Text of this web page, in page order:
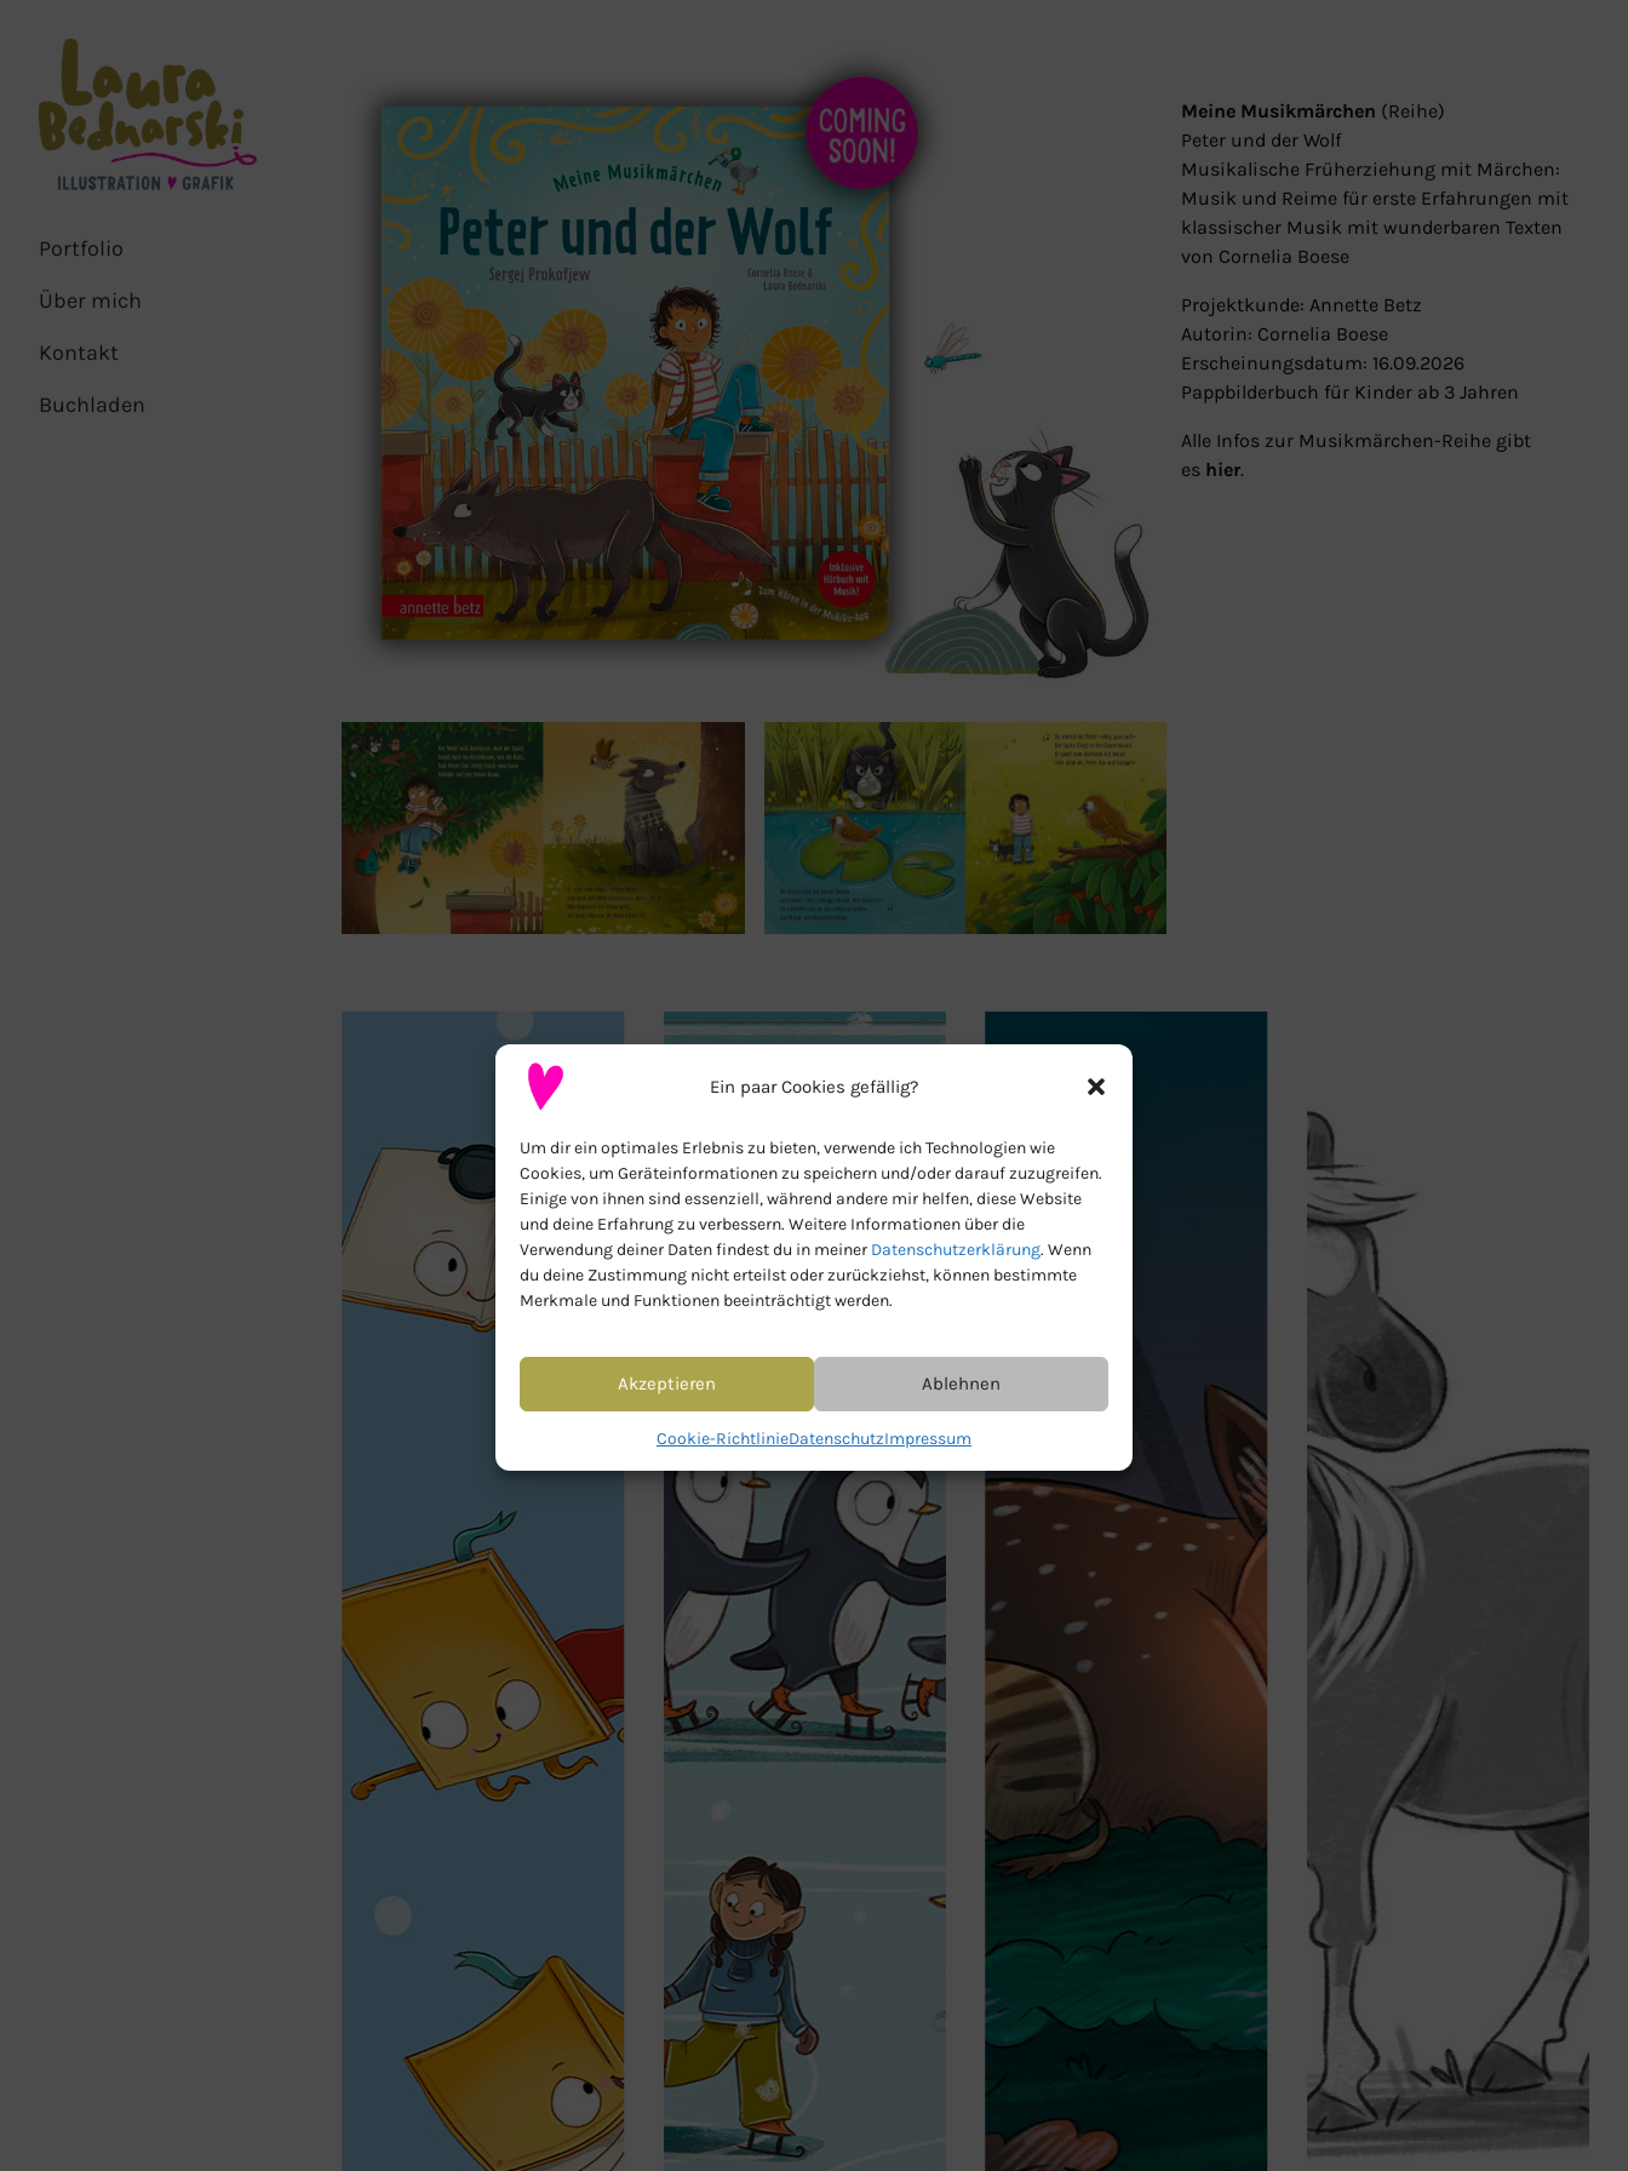
Ein paar Cookies gefällig?
Um dir ein optimales Erlebnis zu bieten, verwende ich Technologien wie
Cookies, um Geräteinformationen zu speichern und/oder darauf zuzugreifen.
Einige von ihnen sind essenziell, während andere mir helfen, diese Website
und deine Erfahrung zu verbessern. Weitere Informationen über die
Verwendung deiner Daten findest du in meiner Datenschutzerklärung. Wenn
du deine Zustimmung nicht erteilst oder zurückziehst, können bestimmte
Merkmale und Funktionen beeinträchtigt werden.
Akzeptieren Ablehnen
Cookie-RichtlinieDatenschutzImpressum
Portfolio
Über mich
Kontakt
Buchladen
Meine Musikmärchen (Reihe)
Peter und der Wolf
Musikalische Früherziehung mit Märchen:
Musik und Reime für erste Erfahrungen mit
klassischer Musik mit wunderbaren Texten
von Cornelia Boese
Projektkunde: Annette Betz
Autorin: Cornelia Boese
Erscheinungsdatum: 16.09.2026
Pappbilderbuch für Kinder ab 3 Jahren
Alle Infos zur Musikmärchen-Reihe gibt
es hier.